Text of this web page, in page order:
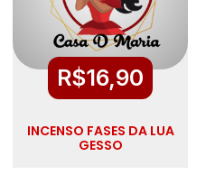
R$16,90
INCENSO FASES DA LUA
GESSO